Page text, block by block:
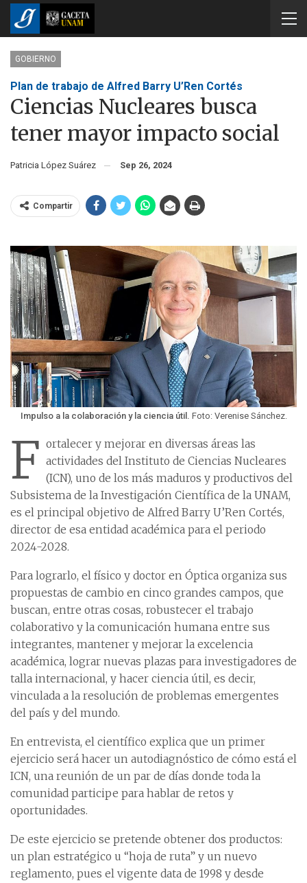
GOBIERNO
Plan de trabajo de Alfred Barry U’Ren Cortés
Ciencias Nucleares busca
tener mayor impacto social
Patricia López Suárez Sep 26, 2024
Compartir
Impulso a la colaboración y la ciencia útil. Foto: Verenise Sánchez.
F ortalecer y mejorar en diversas áreas las
actividades del Instituto de Ciencias Nucleares
(ICN), uno de los más maduros y productivos del
Subsistema de la Investigación Científica de la UNAM,
es el principal objetivo de Alfred Barry U’Ren Cortés,
director de esa entidad académica para el periodo
2024-2028.
Para lograrlo, el físico y doctor en Óptica organiza sus
propuestas de cambio en cinco grandes campos, que
buscan, entre otras cosas, robustecer el trabajo
colaborativo y la comunicación humana entre sus
integrantes, mantener y mejorar la excelencia
académica, lograr nuevas plazas para investigadores de
talla internacional, y hacer ciencia útil, es decir,
vinculada a la resolución de problemas emergentes
del país y del mundo.
En entrevista, el científico explica que un primer
ejercicio será hacer un autodiagnóstico de cómo está el
ICN, una reunión de un par de días donde toda la
comunidad participe para hablar de retos y
oportunidades.
De este ejercicio se pretende obtener dos productos:
un plan estratégico u “hoja de ruta” y un nuevo
reglamento, pues el vigente data de 1998 y desde